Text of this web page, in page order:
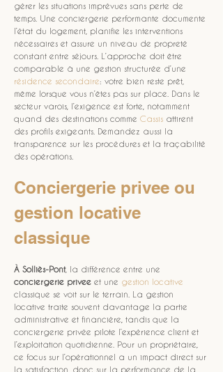
gérer les situations imprévues sans perte de
temps. Une conciergerie performante documente
l’état du logement, planifie les interventions
nécessaires et assure un niveau de propreté
constant entre séjours. L’approche doit être
comparable à une gestion structurée d’une
résidence secondaire: votre bien reste prêt,
même lorsque vous n’êtes pas sur place. Dans le
secteur varois, l’exigence est forte, notamment
quand des destinations comme Cassis attirent
des profils exigeants. Demandez aussi la
transparence sur les procédures et la traçabilité
des opérations.
Conciergerie privee ou
gestion locative
classique
À Solliès-Pont, la différence entre une
conciergerie privee et une gestion locative
classique se voit sur le terrain. La gestion
locative traite souvent davantage la partie
administrative et financière, tandis que la
conciergerie privée pilote l’expérience client et
l’exploitation quotidienne. Pour un propriétaire,
ce focus sur l’opérationnel a un impact direct sur
la satisfaction, donc sur la performance de la